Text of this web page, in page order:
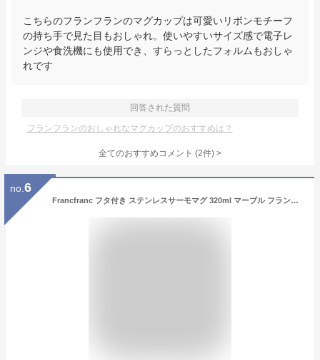
こちらのフランフランのマグカップは可愛いリボンモチーフ
の持ち手で見た目もおしゃれ。使いやすいサイズ感で電子レ
ンジや食洗機にも使用でき、すらっとしたフォルムもおしゃ
れです
回答された質問
フランフランのおしゃれなマグカップのおすすめは？
全てのおすすめコメント (2件) >
no. 6
Francfranc フタ付き ステンレスサーモマグ 320ml マーブル フランフラン 食器・調理器具・キッチン用品 グラス・マグカップ・タンブラー